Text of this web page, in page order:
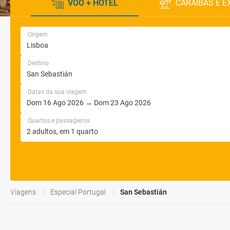
VOO + HOTEL CARAÍBAS E
Origem
Destino
Datas da sua viagem
Quartos e passageiros
Viagens Especial Portugal San Sebastián